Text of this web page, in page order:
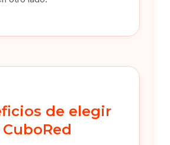
de elegir
CuboRed